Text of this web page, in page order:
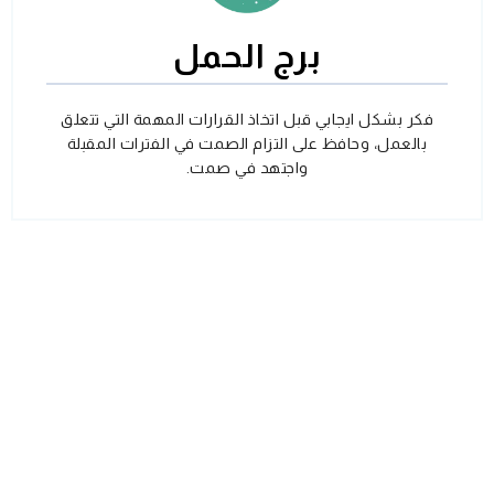
برج الحمل
فكر بشكل ايجابي قبل اتخاذ القرارات المهمة التي تتعلق
بالعمل، وحافظ على التزام الصمت في الفترات المقبلة
واجتهد في صمت.